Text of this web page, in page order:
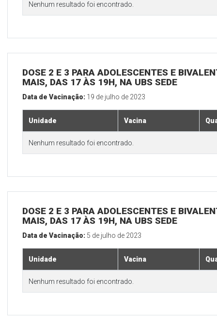
Nenhum resultado foi encontrado.
DOSE 2 E 3 PARA ADOLESCENTES E
MAIS, DAS 17 ÀS 19H, NA UBS SEDE
Data de Vacinação: 19 de julho de 2023
Unidade Vacina
Nenhum resultado foi encontrado.
DOSE 2 E 3 PARA ADOLESCENTES E
MAIS, DAS 17 ÀS 19H, NA UBS SEDE
Data de Vacinação: 5 de julho de 2023
Unidade Vacina
Nenhum resultado foi encontrado.